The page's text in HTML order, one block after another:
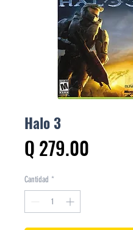
Halo 3
Q 279.00
Cantidad *